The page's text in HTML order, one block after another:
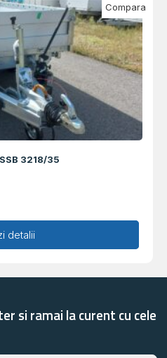
3218/35
în coș
detalii
Compara
si ramai la curent cu cele